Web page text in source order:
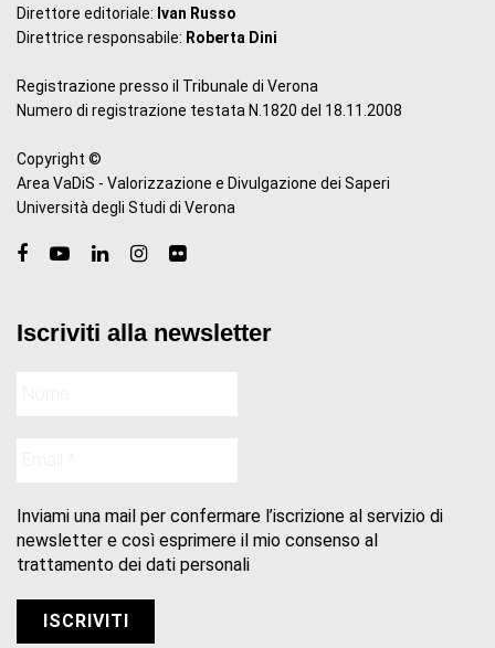
Direttore editoriale: Ivan Russo
Direttrice responsabile: Roberta Dini
Registrazione presso il Tribunale di Verona
Numero di registrazione testata N.1820 del 18.11.2008
Copyright ©
Area VaDiS - Valorizzazione e Divulgazione dei Saperi
Università degli Studi di Verona
Iscriviti alla newsletter
Inviami una mail per confermare l’iscrizione al servizio di
newsletter e così esprimere il mio consenso al
trattamento dei dati personali